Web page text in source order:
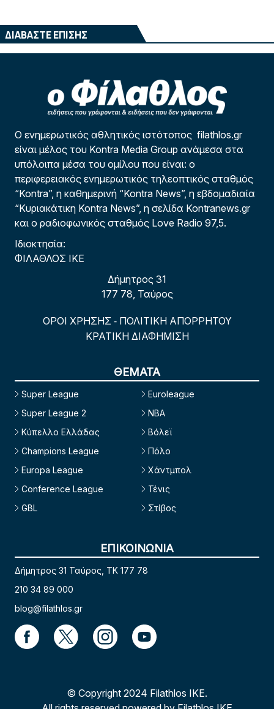
ΔΙΑΒΑΣΤΕ ΕΠΙΣΗΣ
Ο ενημερωτικός αθλητικός ιστότοπος filathlos.gr
είναι μέλος του Kontra Media Group ανάμεσα στα
υπόλοιπα μέσα του ομίλου που είναι: ο
περιφερειακός ενημερωτικός τηλεοπτικός σταθμός
“Kontra”, η καθημερινή “Kontra News”, η εβδομαδιαία
“Κυριακάτικη Kontra News”, η σελίδα Kontranews.gr
και ο ραδιοφωνικός σταθμός Love Radio 97,5.
Ιδιοκτησία:
ΦΙΛΑΘΛΟΣ ΙΚΕ
Δήμητρος 31
177 78, Ταύρος
ΟΡΟΙ ΧΡΗΣΗΣ - ΠΟΛΙΤΙΚΗ ΑΠΟΡΡΗΤΟΥ
ΚΡΑΤΙΚΗ ΔΙΑΦΗΜΙΣΗ
ΘΕΜΑΤΑ
Super League
Super League 2
Κύπελλο Ελλάδας
Champions League
Europa League
Conference League
GBL
Euroleague
NBA
Βόλεϊ
Πόλο
Χάντμπολ
Τένις
Στίβος
ΕΠΙΚΟΙΝΩΝΙΑ
Δήμητρος 31 Ταύρος, TK 177 78
210 34 89 000
blog@filathlos.gr
© Copyright 2024 Filathlos ΙΚΕ.